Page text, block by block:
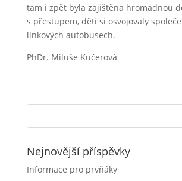
tam i zpět byla zajištěna hromadnou
s přestupem, děti si osvojovaly
linkových autobusech.
PhDr. Miluše Kučerová
Nejnovější příspěvky
Informace pro prvňáky